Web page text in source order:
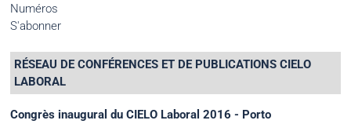
Numéros
S'abonner
RÉSEAU DE CONFÉRENCES ET DE PUBLICATIONS CIELO
LABORAL
Congrès inaugural du CIELO Laboral 2016 - Porto